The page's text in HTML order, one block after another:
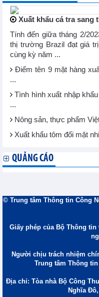
Xuất khẩu cá tra
Tính đến giữa tháng 2/
thị trường Brazil đạt giá
cùng kỳ năm ...
Điểm tên 9 mặt hàng
...
Tình hình xuất nhập
...
Nông sản, thực phẩm
Xuất khẩu tôm đối mặt
QUẢNG CÁO
© Trung tâm Thông tin Công
Giấy phép của Bộ Thông tin
Người chịu trách nhiệm
Trung tâm Thông
Địa chỉ: Tòa nhà Bộ Công
Nghĩa